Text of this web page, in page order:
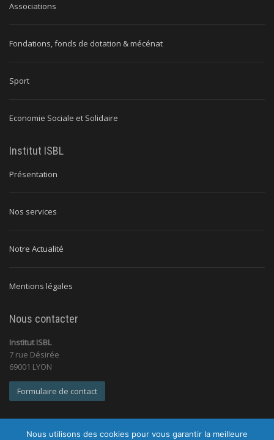
Associations
Fondations, fonds de dotation & mécénat
Sport
Economie Sociale et Solidaire
Institut ISBL
Présentation
Nos services
Notre Actualité
Mentions légales
Nous contacter
Institut ISBL
7 rue Désirée
69001 LYON
Formulaire de contact
Nous utilisons des cookies pour vous garantir la meilleure